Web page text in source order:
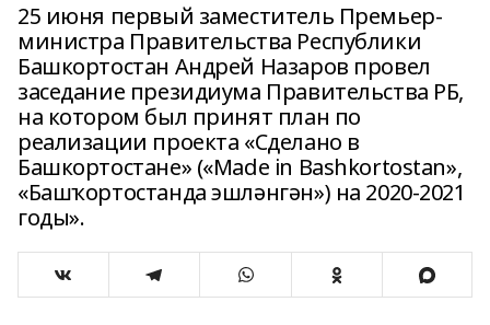
25 июня первый заместитель Премьер-
министра Правительства Республики
Башкортостан Андрей Назаров провел
заседание президиума Правительства РБ,
на котором был принят план по
реализации проекта «Сделано в
Башкортостане» («Made in Bashkortostan»,
«Башҡортостанда эшләнгән») на 2020-2021
годы».